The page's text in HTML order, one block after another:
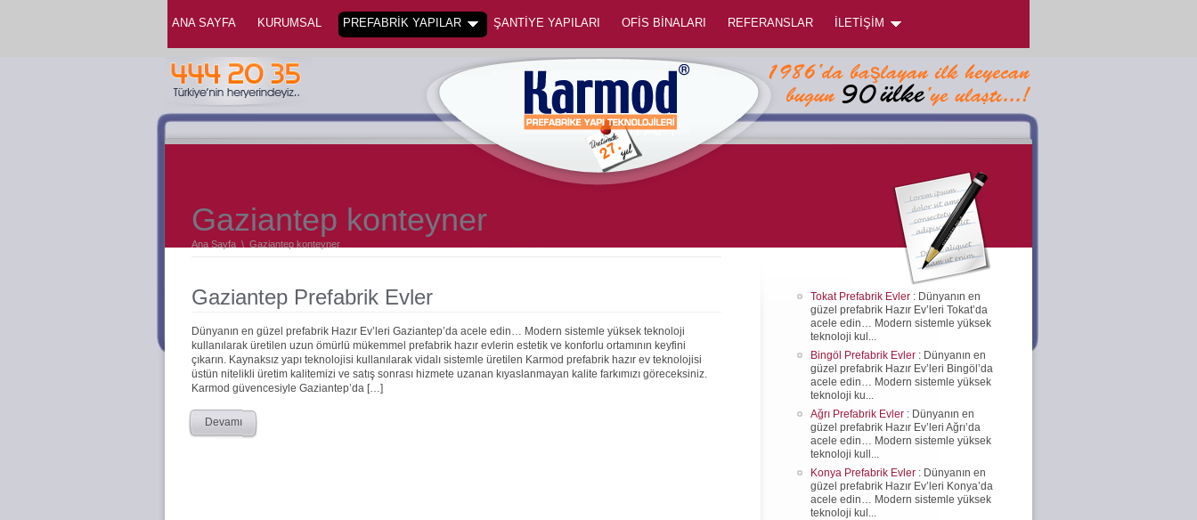
ANA SAYFA KURUMSAL PREFABRİK YAPILAR ŞANTİYE YAPILARI OFİS BİNALARI REFERANSLAR İLETİŞİM
Gaziantep konteyner
Ana Sayfa \ Gaziantep konteyner
Gaziantep Prefabrik Evler
Dünyanın en güzel prefabrik Hazır Ev’leri Gaziantep’da acele edin… Modern sistemle yüksek teknoloji
kullanılarak üretilen uzun ömürlü mükemmel prefabrik hazır evlerin estetik ve konforlu ortamının keyfini
çıkarın. Kaynaksız yapı teknolojisi kullanılarak vidalı sistemle üretilen Karmod prefabrik hazır ev teknolojisi
üstün nitelikli üretim kalitemizi ve satış sonrası hizmete uzanan kıyaslanmayan kalite farkımızı göreceksiniz.
Karmod güvencesiyle Gaziantep’da […]
Devamı
Tokat Prefabrik Evler : Dünyanın en
güzel prefabrik Hazır Ev’leri Tokat’da
acele edin… Modern sistemle yüksek
teknoloji kul...
Bingöl Prefabrik Evler : Dünyanın en
güzel prefabrik Hazır Ev’leri Bingöl’da
acele edin… Modern sistemle yüksek
teknoloji ku...
Ağrı Prefabrik Evler : Dünyanın en
güzel prefabrik Hazır Ev’leri Ağrı’da
acele edin… Modern sistemle yüksek
teknoloji kull...
Konya Prefabrik Evler : Dünyanın en
güzel prefabrik Hazır Ev’leri Konya’da
acele edin… Modern sistemle yüksek
teknoloji kul...